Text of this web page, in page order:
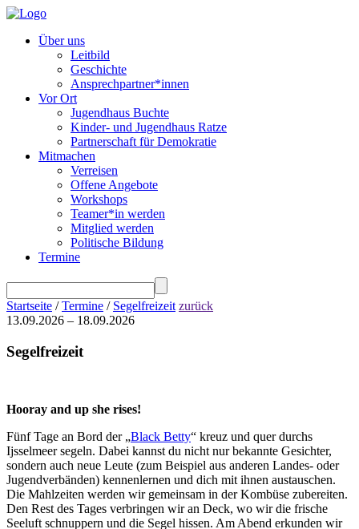
Über uns
Leitbild
Geschichte
Ansprechpartner*innen
Vor Ort
Jugendhaus Buchte
Kinder- und Jugendhaus Ratze
Partnerschaft für Demokratie
Mitmachen
Verreisen
Offene Angebote
Workshops
Teamer*in werden
Mitglied werden
Politische Bildung
Termine
Startseite /Termine / Segelfreizeit zurück
13.09.2026 – 18.09.2026
Segelfreizeit
Hooray and up she rises!
Fünf Tage an Bord der „Black Betty“ kreuz und quer durchs
Ijsselmeer segeln. Dabei kannst du nicht nur bekannte Gesichter,
sondern auch neue Leute (zum Beispiel aus anderen Landes- oder
Jugendverbänden) kennenlernen und dich mit ihnen austauschen.
Die Mahlzeiten werden wir gemeinsam in der Kombüse zubereiten.
Den Rest des Tages verbringen wir an Deck, wo wir die frische
Seeluft schnuppern und die Segel hissen. Am Abend erkunden wir